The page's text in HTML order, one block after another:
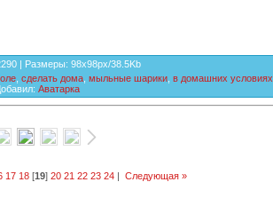
| Размеры: 98x98px/38.5Kb
сделать дома мыльные шарики в домашних условиях
: Аватарка
17 18 [19] 20 21 22 23 24 | Следующая »